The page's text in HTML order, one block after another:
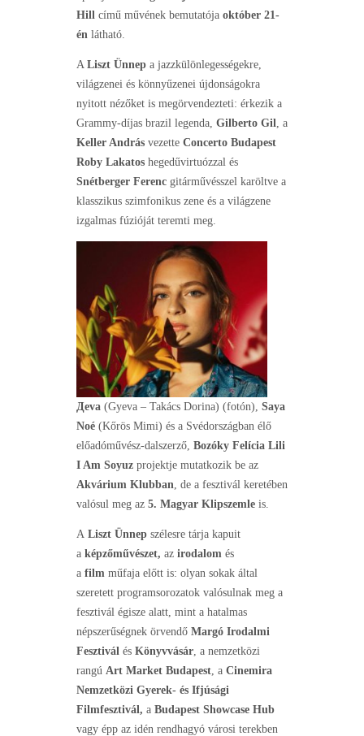
Hill című művének bemutatója október 21-
én látható.
A Liszt Ünnep a jazzkülönlegességekre,
világzenei és könnyűzenei újdonságokra
nyitott nézőket is megörvendezteti: érkezik a
Grammy-díjas brazil legenda, Gilberto Gil
, a
Keller András vezette Concerto Budapest
Roby Lakatos hegedűvirtuózzal és
Snétberger Ferenc gitárművésszel karöltve a
klasszikus szimfonikus zene és a világzene
izgalmas fúzióját teremti meg.
Дeva (Gyeva – Takács Dorina) (fotón), Saya
Noé (Kőrös Mimi) és a Svédországban élő
előadóművész-dalszerző, Bozóky Felícia Lili
I Am Soyuz projektje mutatkozik be az
Akvárium Klubban , de a fesztivál keretében
valósul meg az 5. Magyar Klipszemle is.
A Liszt Ünnep szélesre tárja kapuit
a képzőművészet, az irodalom és
a film műfaja előtt is: olyan sokak által
szeretett programsorozatok valósulnak meg a
fesztivál égisze alatt, mint a hatalmas
népszerűségnek örvendő Margó Irodalmi
Fesztivál és Könyvvásár , a nemzetközi
rangú Art Market Budapest , a Cinemira
Nemzetközi Gyerek- és Ifjúsági
Filmfesztivál, a Budapest Showcase Hub
vagy épp az idén rendhagyó városi terekben